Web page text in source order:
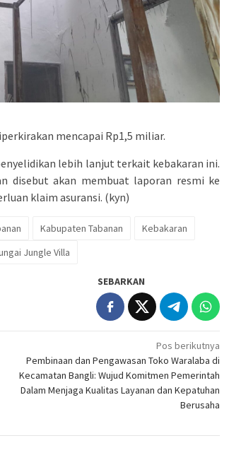
mencapai Rp1,5 miliar.
lebih lanjut terkait kebakaran ini.
disebut akan membuat laporan resmi ke
klaim asuransi. (kyn)
Kabupaten Tabanan
Kebakaran
Jungle Villa
SEBARKAN
Pos berikutnya
Pembinaan dan Pengawasan Toko Waralaba di
Kecamatan Bangli: Wujud Komitmen Pemerintah
Dalam Menjaga Kualitas Layanan dan Kepatuhan
Berusaha